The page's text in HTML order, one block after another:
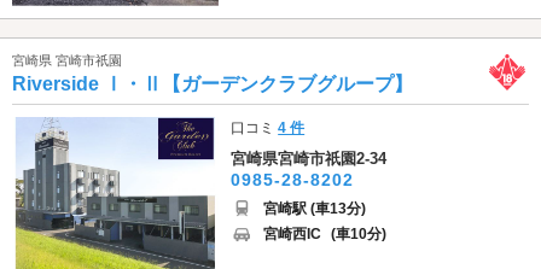
宮崎県 宮崎市祇園
Riverside Ⅰ・Ⅱ【ガーデンクラブグループ】
口コミ4 件
宮崎県宮崎市祇園2-34
0985-28-8202
宮崎駅 (車13分)
宮崎西IC (車10分)